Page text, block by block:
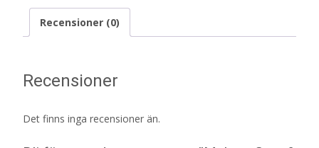
Recensioner (0)
Recensioner
Det finns inga recensioner än.